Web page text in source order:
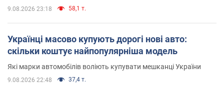
9.08.2026 23:18 58,1 т.
Українці масово купують дорогі нові авто:
скільки коштує найпопулярніша модель
Які марки автомобілів воліють купувати мешканці України
9.08.2026 22:48 37,4 т.